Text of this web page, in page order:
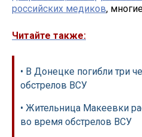
российских медиков,
Читайте также:
• В Донецке погибли три
обстрелов ВСУ
• Жительница Макеевки
во время обстрелов ВСУ